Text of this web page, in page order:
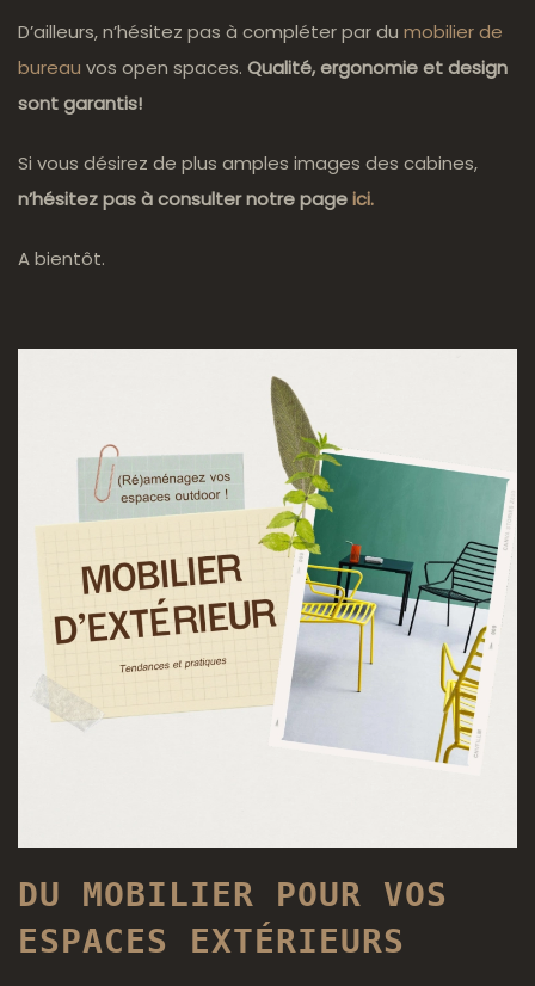
D’ailleurs, n’hésitez pas à compléter par du mobilier de
bureau vos open spaces. Qualité, ergonomie et design
sont garantis!
Si vous désirez de plus amples images des cabines,
n’hésitez pas à consulter notre pageici.
A bientôt.
DU MOBILIER POUR VOS
ESPACES EXTÉRIEURS